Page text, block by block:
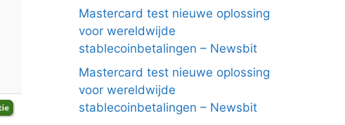
Mastercard test nieuwe oplossing
voor wereldwijde
stablecoinbetalingen – Newsbit
Mastercard test nieuwe oplossing
voor wereldwijde
stablecoinbetalingen – Newsbit